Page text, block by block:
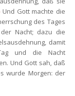
Und Gott machte die
des Tages
Nacht; dazu die
damit
und die Nacht
Und Gott sah, daß
wurde Morgen: der